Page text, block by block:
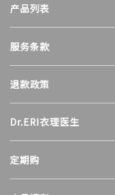
产品列表
服务条款
退款政策
Dr.ERI衣理医生
定期购